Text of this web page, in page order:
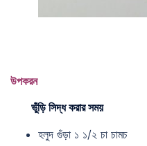
উপকরন
ভুঁড়ি সিদ্ধ করার সময়
হলুদ গুঁড়া ১ ১/২ চা চামচ